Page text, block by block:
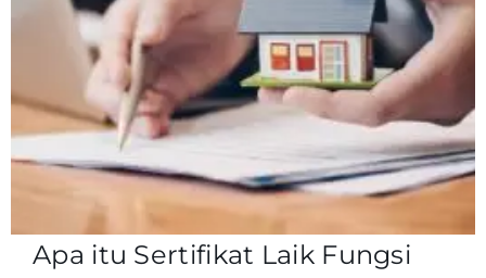
Apa itu Sertifikat Laik Fungsi